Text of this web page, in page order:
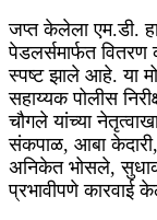
जप्त केलेला एम.डी.
पेडलर्समार्फत
स्पष्ट झाले आहे. या
सहाय्यक पोलीस
चौगले यांच्या
संकपाळ, आबा
अनिकेत भोसले,
प्रभावीपणे कारवाई